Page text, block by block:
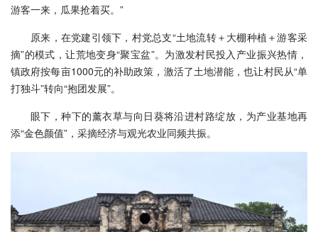
游客一来，瓜果抢着买。”
原来，在党建引领下，村党总支“土地流转＋大棚种植＋游客采
摘”的模式，让荒地变身“聚宝盆”。为激发村民投入产业振兴热情，
镇政府按每亩1000元的补助政策，激活了土地潜能，也让村民从“单
打独斗”转向“抱团发展”。
眼下，种下的薰衣草与向日葵将沿进村路绽放，为产业基地再
添“金色颜值”，采摘经济与观光农业同频共振。